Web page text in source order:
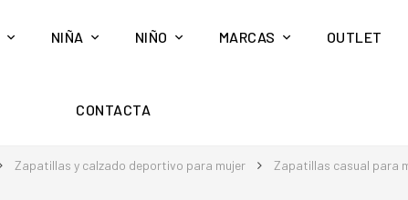
NIÑA NIÑO MARCAS OUTLET
CONTACTA
Zapatillas y calzado deportivo para mujer Zapatillas casual para